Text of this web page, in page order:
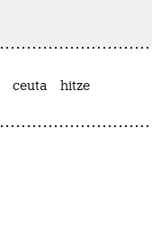
ceuta hitze